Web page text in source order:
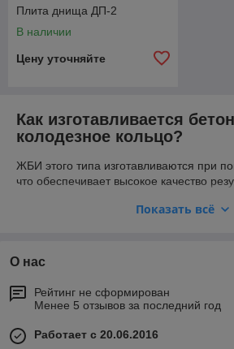
Плита днища ДП-2
В наличии
Цену уточняйте
Как изготавливается
колодезное кольцо?
ЖБИ этого типа изготавливаются при
что обеспечивает высокое качество
правильной геометрической формой.
сердечник и обечайка извлекаются
постоянной температуры и влажности,
растрескивание.
Преимущества технологии изготовления:
Показать всё
О нас
Рейтинг не сформирован
Менее 5 отзывов за последний год
Работает с 20.06.2016